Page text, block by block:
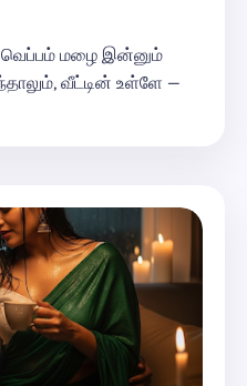
வெப்பம் மழை இன்னும்
வீட்டின் உள்ளே —